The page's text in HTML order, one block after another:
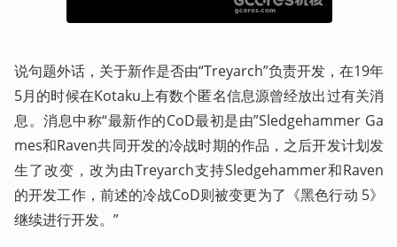
说句题外话，关于新作是否由“Treyarch”负责开发，在19年
5月的时候在Kotaku上有数个匿名信息源曾经放出过有关消
息。消息中称“最新作的CoD最初是由”Sledgehammer Ga
mes和Raven共同开发的冷战时期的作品，之后开发计划发
生了改变，改为由Treyarch支持Sledgehammer和Raven
的开发工作，前述的冷战CoD则被变更为了《黑色行动 5》
继续进行开发。”